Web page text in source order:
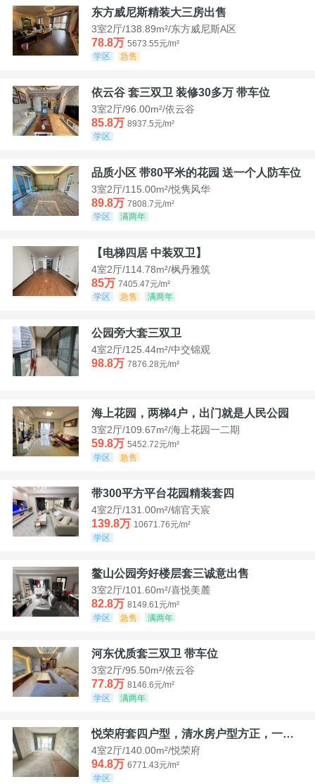
东方威尼斯精装大三房出售
3室2厅/138.89m²/东方威尼斯A区
78.8万 5673.55元/m²
学区
急售
依云谷 套三双卫 装修30多万 带车位
3室2厅/96.00m²/依云谷
85.8万 8937.5元/m²
学区
品质小区 带80平米的花园 送一个人防车位
3室2厅/115.00m²/悦隽风华
89.8万 7808.7元/m²
学区
满两年
【电梯四居 中装双卫】
4室2厅/114.78m²/枫丹雅筑
85万 7405.47元/m²
学区
急售 满两年
公园旁大套三双卫
4室2厅/125.44m²/中交锦观
98.8万 7876.28元/m²
海上花园，两梯4户，出门就是人民公园
3室2厅/109.67m²/海上花园一二期
59.8万 5452.72元/m²
学区
急售
带300平方平台花园精装套四
4室2厅/131.00m²/锦官天宸
139.8万 10671.76元/m²
学区
鳌山公园旁好楼层套三诚意出售
3室2厅/101.60m²/喜悦美麓
82.8万 8149.61元/m²
学区
急售 满两年
河东优质套三双卫 带车位
3室2厅/95.50m²/依云谷
77.8万 8146.6元/m²
学区
满两年
悦荣府套四户型，清水房户型方正，一口价94，8
4室2厅/140.00m²/悦荣府
94.8万 6771.43元/m²
学区